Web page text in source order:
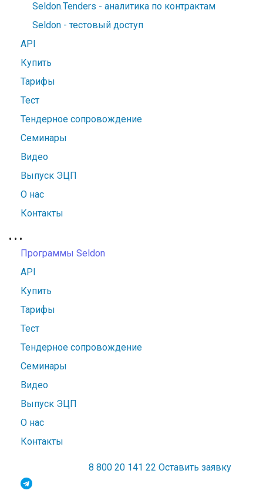
Seldon.Tenders - аналитика по контрактам
Seldon - тестовый доступ
API
Купить
Тарифы
Тест
Тендерное сопровождение
Семинары
Видео
Выпуск ЭЦП
О нас
Контакты
• • •
Программы Seldon
API
Купить
Тарифы
Тест
Тендерное сопровождение
Семинары
Видео
Выпуск ЭЦП
О нас
Контакты
8 800 20 141 22 Оставить заявку